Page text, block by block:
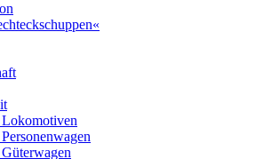
Lokomotiven